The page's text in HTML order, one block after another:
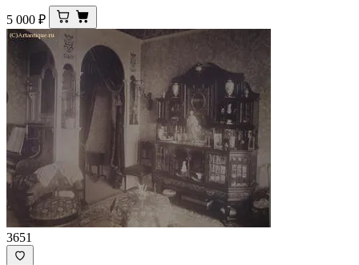
5 000 ₽
3651